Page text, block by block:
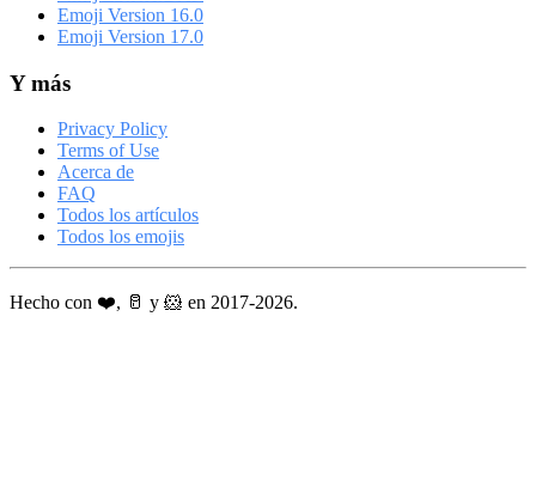
Emoji Version 16.0
Emoji Version 17.0
Y más
Privacy Policy
Terms of Use
Acerca de
FAQ
Todos los artículos
Todos los emojis
Hecho con ❤️, 🥛 y 🐹 en 2017-2026.